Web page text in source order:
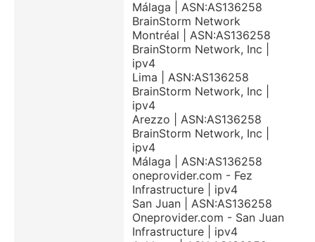
Málaga | ASN:AS136258
BrainStorm Network
Montréal | ASN:AS136258
BrainStorm Network, Inc |
ipv4
Lima | ASN:AS136258
BrainStorm Network, Inc |
ipv4
Arezzo | ASN:AS136258
BrainStorm Network, Inc |
ipv4
Málaga | ASN:AS136258
oneprovider.com - Fez
Infrastructure | ipv4
San Juan | ASN:AS136258
Oneprovider.com - San Juan
Infrastructure | ipv4